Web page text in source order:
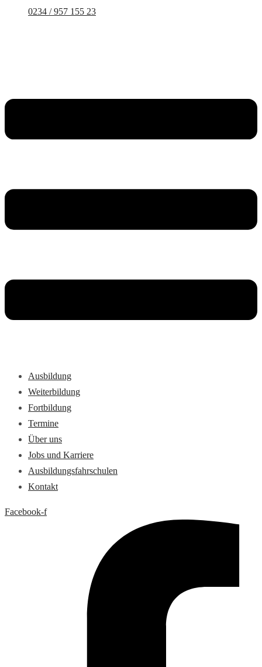
0234 / 957 155 23
Ausbildung
Weiterbildung
Fortbildung
Termine
Über uns
Jobs und Karriere
Ausbildungsfahrschulen
Kontakt
Facebook-f